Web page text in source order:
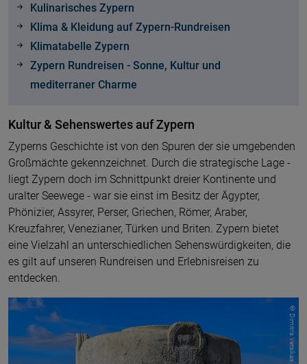
Kulinarisches Zypern
Klima & Kleidung auf Zypern-Rundreisen
Klimatabelle Zypern
Zypern Rundreisen - Sonne, Kultur und
mediterraner Charme
Kultur & Sehenswertes auf Zypern
Zyperns Geschichte ist von den Spuren der sie umgebenden
Großmächte gekennzeichnet. Durch die strategische Lage -
liegt Zypern doch im Schnittpunkt dreier Kontinente und
uralter Seewege - war sie einst im Besitz der Ägypter,
Phönizier, Assyrer, Perser, Griechen, Römer, Araber,
Kreuzfahrer, Venezianer, Türken und Briten. Zypern bietet
eine Vielzahl an unterschiedlichen Sehenswürdigkeiten, die
es gilt auf unseren Rundreisen und Erlebnisreisen zu
entdecken.
© Dimitris Vetsikas pixabay